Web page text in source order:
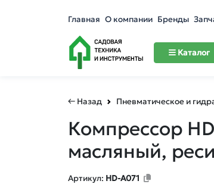
Главная О компании Бренды
Каталог
← Назад Пневматическое и
Компрессор
масляный,
Артикул: HD-A071